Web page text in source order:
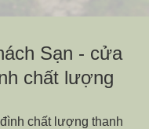
Sạn - cửa
chất lượng
chất lượng thanh